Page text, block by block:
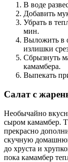
В воде
Добавить
Убрать в
мин.
Выложить в
излишки
Сбрызнуть
камамбера.
Выпекать
Салат с
Необычайно
сыром камамбер.
прекрасно
скучную
до хруста и
пока камамбер